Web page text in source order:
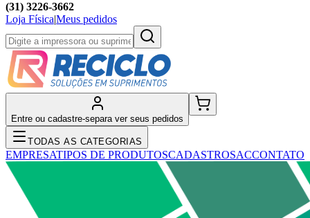
(31) 3226-3662
Loja Física|Meus pedidos
Entre ou cadastre-separa ver seus pedidos
TODAS AS CATEGORIAS
EMPRESATIPOS DE PRODUTOSCADASTROSACCONTATO